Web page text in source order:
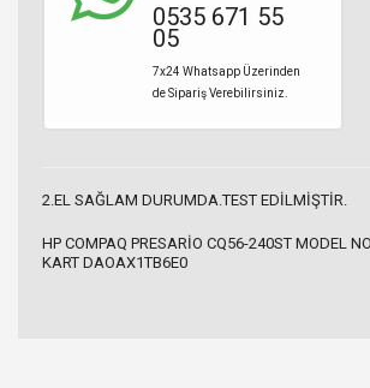
0535 671 55
05
7x24 Whatsapp Üzerinden
de Sipariş Verebilirsiniz.
2.EL SAĞLAM DURUMDA.TEST EDİLMİŞTİR.
HP COMPAQ PRESARİO CQ56-240ST MODEL
KART DAOAX1TB6E0